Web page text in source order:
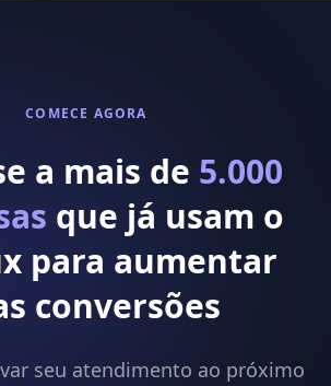
COMECE AGORA
a mais de 5.000
que já usam o
para aumentar
conversões
seu atendimento ao próximo